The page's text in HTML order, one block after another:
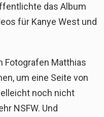
das Album
für Kanye West und
Fotografen Matthias
um eine Seite von
noch nicht
NSFW. Und